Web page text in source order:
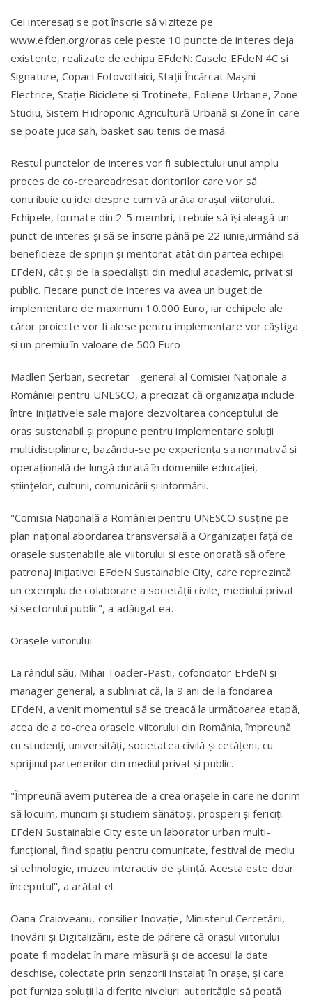
Cei interesaţi se pot înscrie să viziteze pe
www.efden.org/oras cele peste 10 puncte de interes deja
existente, realizate de echipa EFdeN: Casele EFdeN 4C şi
Signature, Copaci Fotovoltaici, Staţii Încărcat Maşini
Electrice, Staţie Biciclete şi Trotinete, Eoliene Urbane, Zone
Studiu, Sistem Hidroponic Agricultură Urbană şi Zone în care
se poate juca şah, basket sau tenis de masă.
Restul punctelor de interes vor fi subiectului unui amplu
proces de co-creareadresat doritorilor care vor să
contribuie cu idei despre cum vă arăta oraşul viitorului..
Echipele, formate din 2-5 membri, trebuie să îşi aleagă un
punct de interes şi să se înscrie până pe 22 iunie,urmând să
beneficieze de sprijin şi mentorat atât din partea echipei
EFdeN, cât şi de la specialişti din mediul academic, privat şi
public. Fiecare punct de interes va avea un buget de
implementare de maximum 10.000 Euro, iar echipele ale
căror proiecte vor fi alese pentru implementare vor câştiga
şi un premiu în valoare de 500 Euro.
Madlen Şerban, secretar - general al Comisiei Naţionale a
României pentru UNESCO, a precizat că organizaţia include
între iniţiativele sale majore dezvoltarea conceptului de
oraş sustenabil şi propune pentru implementare soluţii
multidisciplinare, bazându-se pe experienţa sa normativă şi
operaţională de lungă durată în domeniile educaţiei,
ştiinţelor, culturii, comunicării şi informării.
"Comisia Naţională a României pentru UNESCO susţine pe
plan naţional abordarea transversală a Organizaţiei faţă de
oraşele sustenabile ale viitorului şi este onorată să ofere
patronaj iniţiativei EFdeN Sustainable City, care reprezintă
un exemplu de colaborare a societăţii civile, mediului privat
şi sectorului public", a adăugat ea.
Orașele viitorului
La rândul său, Mihai Toader-Pasti, cofondator EFdeN şi
manager general, a subliniat că, la 9 ani de la fondarea
EFdeN, a venit momentul să se treacă la următoarea etapă,
acea de a co-crea oraşele viitorului din România, împreună
cu studenţi, universităţi, societatea civilă şi cetăţeni, cu
sprijinul partenerilor din mediul privat şi public.
"Împreună avem puterea de a crea oraşele în care ne dorim
să locuim, muncim şi studiem sănătoşi, prosperi şi fericiţi.
EFdeN Sustainable City este un laborator urban multi-
funcţional, fiind spaţiu pentru comunitate, festival de mediu
şi tehnologie, muzeu interactiv de ştiinţă. Acesta este doar
începutul'', a arătat el.
Oana Craioveanu, consilier Inovaţie, Ministerul Cercetării,
Inovării şi Digitalizării, este de părere că oraşul viitorului
poate fi modelat în mare măsură şi de accesul la date
deschise, colectate prin senzorii instalaţi în oraşe, şi care
pot furniza soluţii la diferite niveluri: autorităţile să poată